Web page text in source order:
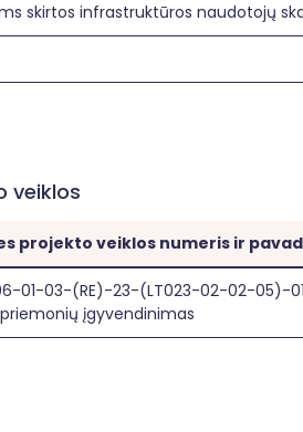
skirtos infrastruktūros naudotojų
veiklos
projekto veiklos numeris ir
01-03-(RE)-23-(LT023-02-02-05)-
įgyvendinimas